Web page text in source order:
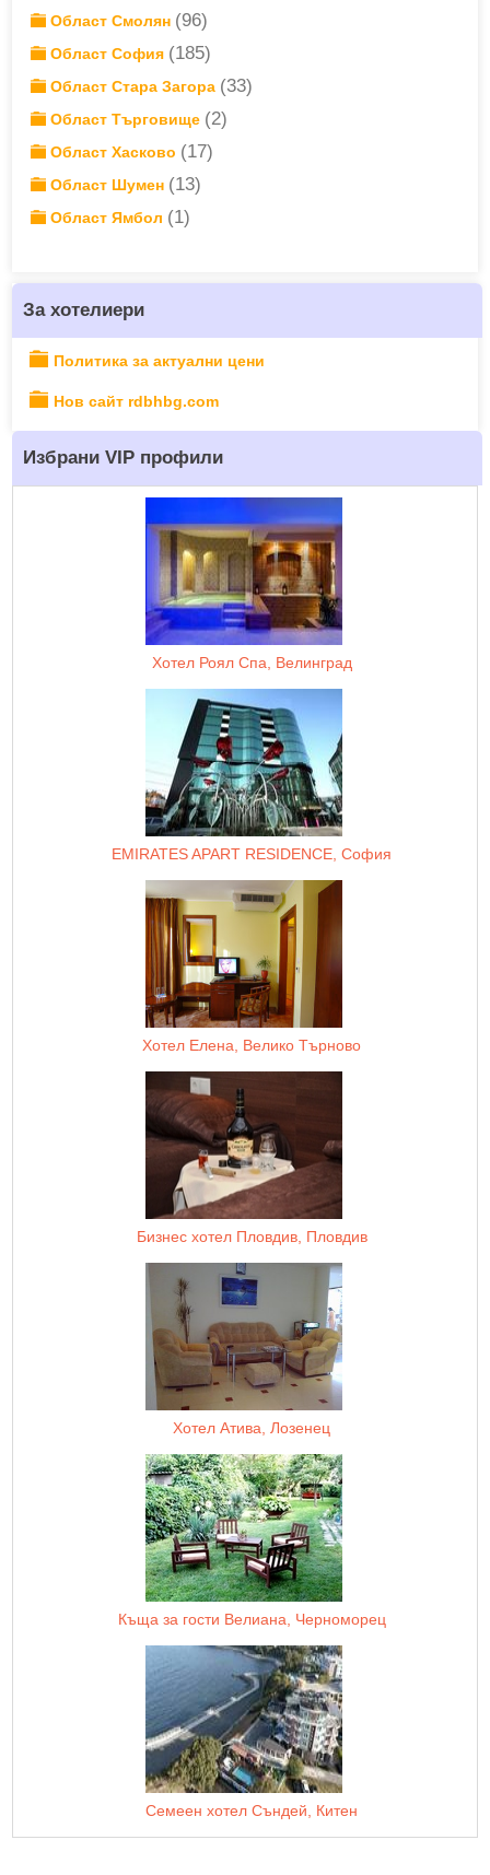
Област Смолян (96)
Област София (185)
Област Стара Загора (33)
Област Търговище (2)
Област Хасково (17)
Област Шумен (13)
Област Ямбол (1)
За хотелиери
Политика за актуални цени
Нов сайт rdbhbg.com
Избрани VIP профили
Хотел Роял Спа, Велинград
EMIRATES APART RESIDENCE, София
Хотел Елена, Велико Търново
Бизнес хотел Пловдив, Пловдив
Хотел Атива, Лозенец
Къща за гости Велиана, Черноморец
Семеен хотел Съндей, Китен